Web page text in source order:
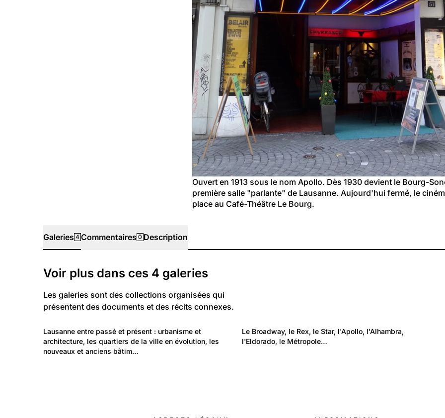
Ouvert en 1913 sous le nom Apollo. Dès 1930 devient le Bourg-
première salle "parlante" de Lausanne. Aujourd'hui fermé, le
place au Café-Théâtre Le Bourg.
Galeries 4 Commentaires 0 Description
Galeries
Voir plus dans ces 4 galeries
Les galeries sont des collections organisées qui
présentent des documents et des récits connexes.
Lausanne
Lausanne entre passé et présent : urbanisme et
architecture, les quartiers de la ville en évolution, les
nouveaux et anciens bâtim…
Environnement: Architecture
Les cinémas de Suisse romande aujourd’hui
Le Broadway, le Rex, le Star, l'Apollo, l'Alhambra,
l'Eldorado, le Métropole…